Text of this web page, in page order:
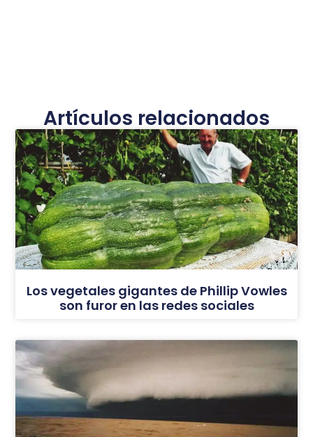
Artículos relacionados
Los vegetales gigantes de Phillip Vowles
son furor en las redes sociales